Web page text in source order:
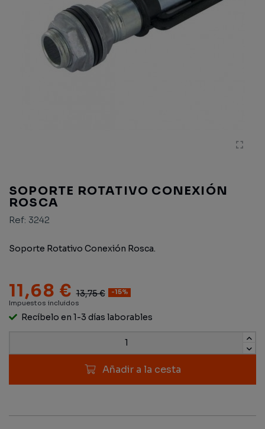
SOPORTE ROTATIVO CONEXIÓN
ROSCA
Ref: 3242
Soporte Rotativo Conexión Rosca.
11,68 € 13,75 € -15%
Impuestos incluidos
Recíbelo en 1-3 días laborables
Añadir a la cesta